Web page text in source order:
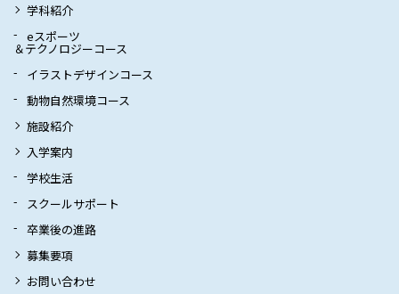
学科紹介
eスポーツ
＆テクノロジーコース
イラストデザインコース
動物自然環境コース
施設紹介
入学案内
学校生活
スクールサポート
卒業後の進路
募集要項
お問い合わせ